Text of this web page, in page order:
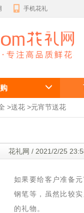
手机花礼
送花 ,
送礼物
给客
>送花 >元宵节送花
网 / 2021/2/25
如果要给客户准备
钢笔等，虽然比较
的礼物。